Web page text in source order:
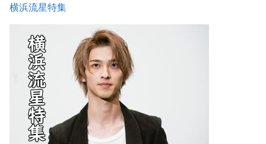
横浜流星特集